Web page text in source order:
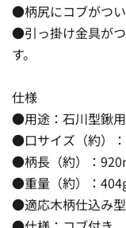
●柄尻にコブがつい
●引っ掛け金具が
す。
仕様
●用途：石川型鍬
●口サイズ（約）
●柄長（約）：
●重量（約）：
●適応木柄仕込み